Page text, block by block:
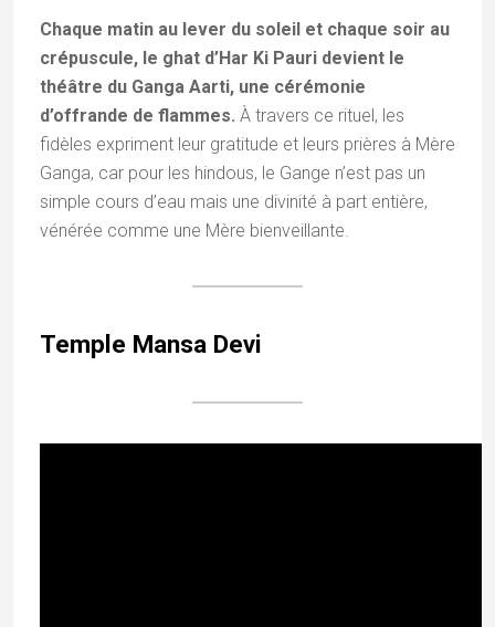
Chaque matin au lever du soleil et chaque soir au
crépuscule, le ghat d’Har Ki Pauri devient le
théâtre du Ganga Aarti, une cérémonie
d’offrande de flammes. À travers ce rituel, les
fidèles expriment leur gratitude et leurs prières à Mère
Ganga, car pour les hindous, le Gange n’est pas un
simple cours d’eau mais une divinité à part entière,
vénérée comme une Mère bienveillante.
Temple Mansa Devi